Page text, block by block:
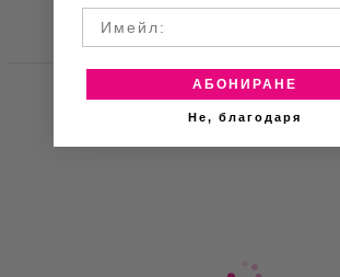
Отзиви към
КОМЕНТИРАЙ
Имейл:
АБОНИРАНЕ
Не, благодаря